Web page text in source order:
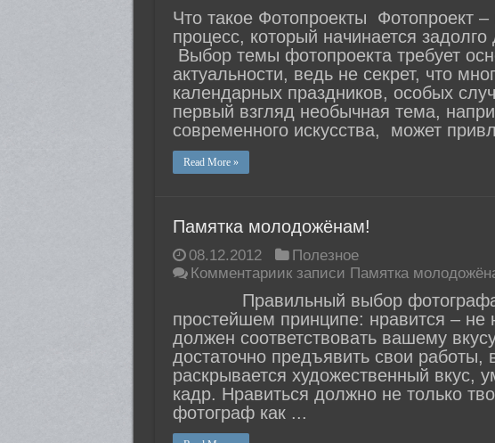
Что такое Фотопроекты Фотопроект
процесс, который начинается
Выбор темы фотопроекта требует
актуальности, ведь не секрет, что
календарных праздников, особых
первый взгляд необычная тема,
современного искусства, может
Read More »
Памятка молодожёнам!
08.12.2012
Полезное
Комментариик записи Памятка
Правильный выбор фотографа
простейшем принципе: нравится – не
должен соответствовать вашему
достаточно предъявить свои работы,
раскрывается художественный вкус,
кадр. Нравиться должно не только
фотограф как ...